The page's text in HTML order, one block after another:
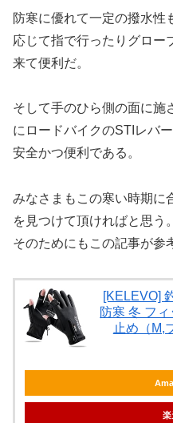
防寒に優れて一定の撥水性
応じて指で行ったりグロー
来て便利だ。
そして手のひら側の面に施
にロードバイクのSTIレバ
安全かつ便利である。
みなさまもこの寒い時期に
を見つけて頂ければと思う。
そのためにもこの記事が参
[KELEVO]
防寒 冬 フ
止め（M,
楽